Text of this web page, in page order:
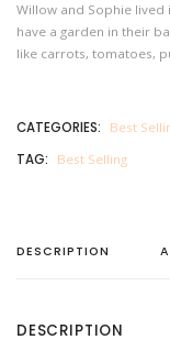
Willow and Sophie lived
have a garden in their
like carrots, tomatoes,
CATEGORIES: Best
TAG: Best Selling
DESCRIPTION
DESCRIPTION